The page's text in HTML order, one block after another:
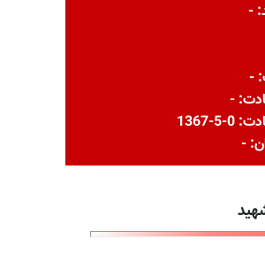
-
-
-
1367
-